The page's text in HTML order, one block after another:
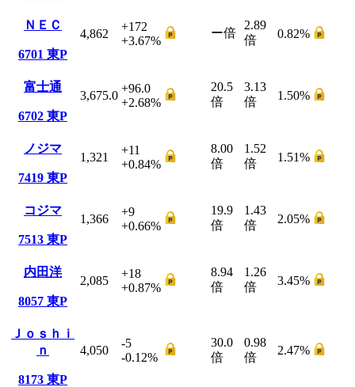
ＮＥＣ
6701 東P
4,862
+172
+3.67%
ー倍
2.89
倍
0.82%
富士通
6702 東P
3,675.0
+96.0
+2.68%
20.5
倍
3.13
倍
1.50%
ノジマ
7419 東P
1,321
+11
+0.84%
8.00
倍
1.52
倍
1.51%
コジマ
7513 東P
1,366
+9
+0.66%
19.9
倍
1.43
倍
2.05%
内田洋
8057 東P
2,085
+18
+0.87%
8.94
倍
1.26
倍
3.45%
Ｊｏｓｈｉ
ｎ
8173 東P
4,050
-5
-0.12%
30.0
倍
0.98
倍
2.47%